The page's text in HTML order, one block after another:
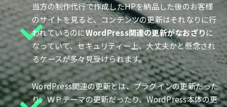
当方の制作代行で作成したHPを納品した後のお客様
のサイトを見ると、コンテンツの更新はそれなりに行
われているのにWordPress関連の更新がなおざりに
なっていて、セキュリティー上、大丈夫かと懸念され
るケースが多々見受けられます。
WordPress関連の更新とは、プラグインの更新だった
り、ＷＰテーマの更新だったり、WordPress本体の更